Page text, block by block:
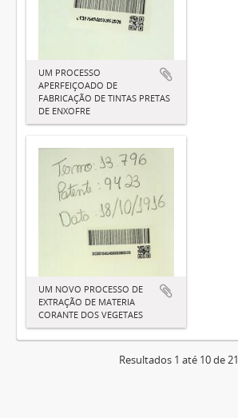
UM PROCESSO
APERFEIÇOADO DE
FABRICAÇÃO DE TINTAS PRETAS
DE ENXOFRE
UM NOVO PROCESSO DE
EXTRAÇÃO DE MATERIA
CORANTE DOS VEGETAES
Resultados 1 até 10 de 21